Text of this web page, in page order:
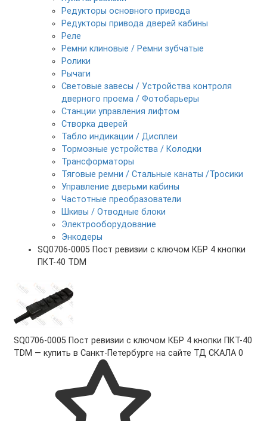
Редукторы основного привода
Редукторы привода дверей кабины
Реле
Ремни клиновые / Ремни зубчатые
Ролики
Рычаги
Световые завесы / Устройства контроля
дверного проема / Фотобарьеры
Станции управления лифтом
Створка дверей
Табло индикации / Дисплеи
Тормозные устройства / Колодки
Трансформаторы
Тяговые ремни / Стальные канаты /Тросики
Управление дверьми кабины
Частотные преобразователи
Шкивы / Отводные блоки
Электрооборудование
Энкодеры
SQ0706-0005 Пост ревизии с ключом КБР 4 кнопки
ПКТ-40 TDM
SQ0706-0005 Пост ревизии с ключом КБР 4 кнопки ПКТ-40
TDM — купить в Санкт-Петербурге на сайте ТД СКАЛА 0